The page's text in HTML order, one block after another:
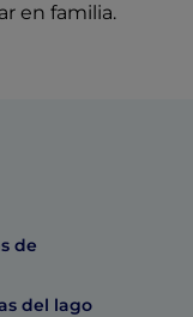
en familia.
de
del lago